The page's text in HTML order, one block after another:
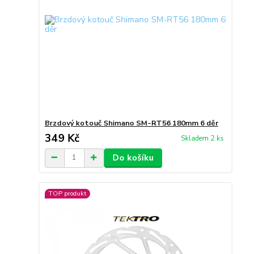
Brzdový kotouč Shimano SM-RT56 180mm 6 děr
349 Kč Skladem 2 ks
Do košíku
TOP produkt